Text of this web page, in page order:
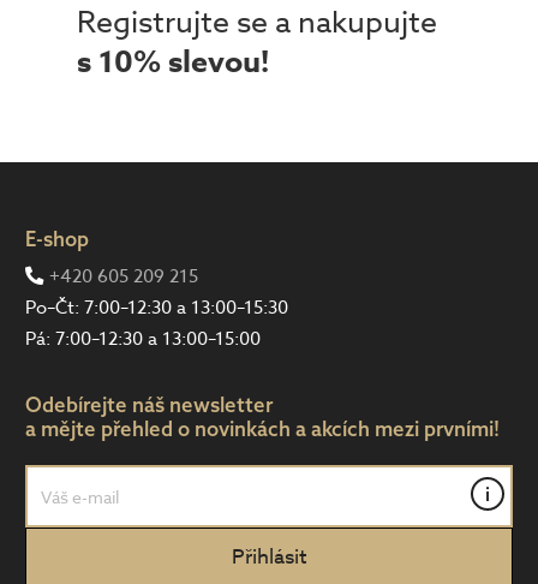
Registrujte se a nakupujte
s 10% slevou!
E-shop
+420 605 209 215
Po–Čt: 7:00–12:30 a 13:00–15:30
Pá: 7:00–12:30 a 13:00–15:00
Odebírejte náš newsletter
a mějte přehled o novinkách a akcích mezi prvními!
i